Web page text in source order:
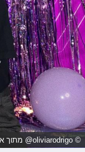
© oliviarodrigo@ מתוך אינסטגרם